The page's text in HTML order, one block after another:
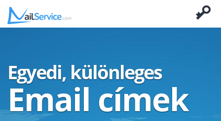
Egyedi, különleges
Email címek